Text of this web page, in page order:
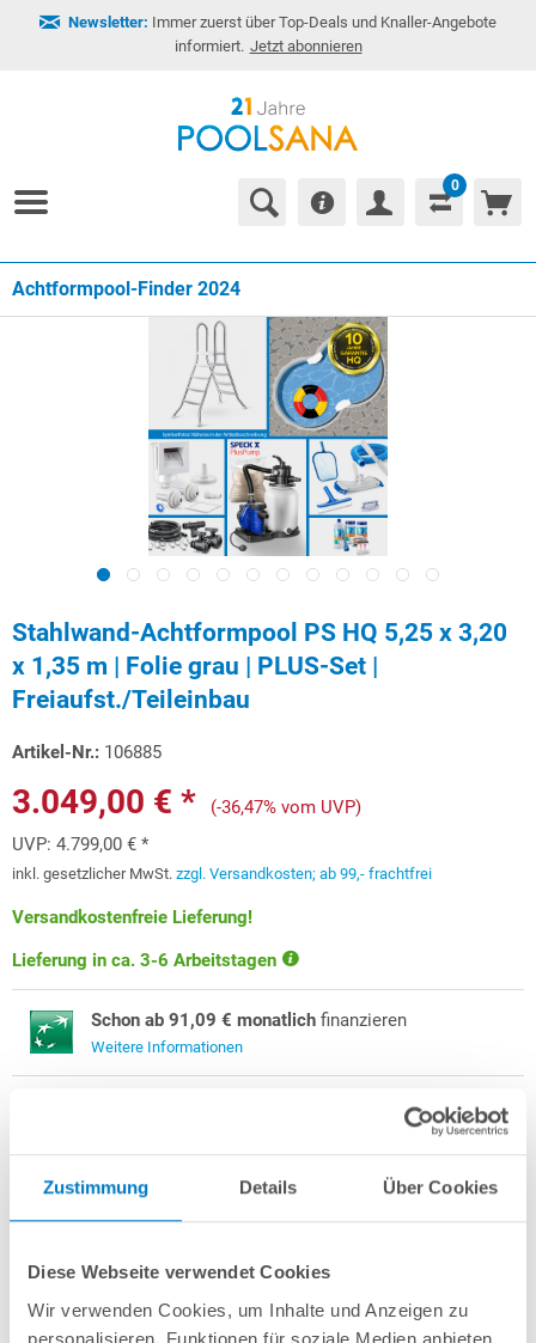
Zustimmung Details Über Cookies
Diese Webseite verwendet Cookies
Wir verwenden Cookies, um Inhalte und Anzeigen zu
personalisieren, Funktionen für soziale Medien anbieten
Newsletter: Immer zuerst über Top-Deals und Knaller-Angebote
informiert. Jetzt abonnieren
0
Achtformpool-Finder 2024
Stahlwand-Achtformpool PS HQ 5,25 x 3,20
x 1,35 m | Folie grau | PLUS-Set |
Freiaufst./Teileinbau
Artikel-Nr.: 106885
3.049,00 € *
(-36,47% vom UVP)
UVP: 4.799,00 € *
inkl. gesetzlicher MwSt. zzgl. Versandkosten; ab 99,- frachtfrei
Versandkostenfreie Lieferung!
Lieferung in ca. 3-6 Arbeitstagen
Schon ab 91,09 € monatlich finanzieren
Weitere Informationen
Poolfolie 0,8 mm mitEinhängebiese+Kombi-Spezialhandlauf aus
hochwertigem und stabilem Aluminiumsowie Bodenschienen aus
Kunststoff.